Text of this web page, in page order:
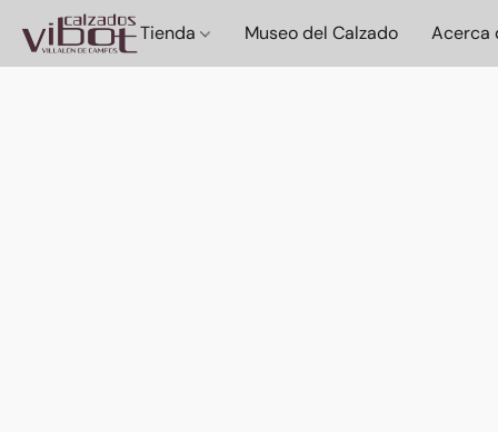
Tienda Museo del Calzado Acerca